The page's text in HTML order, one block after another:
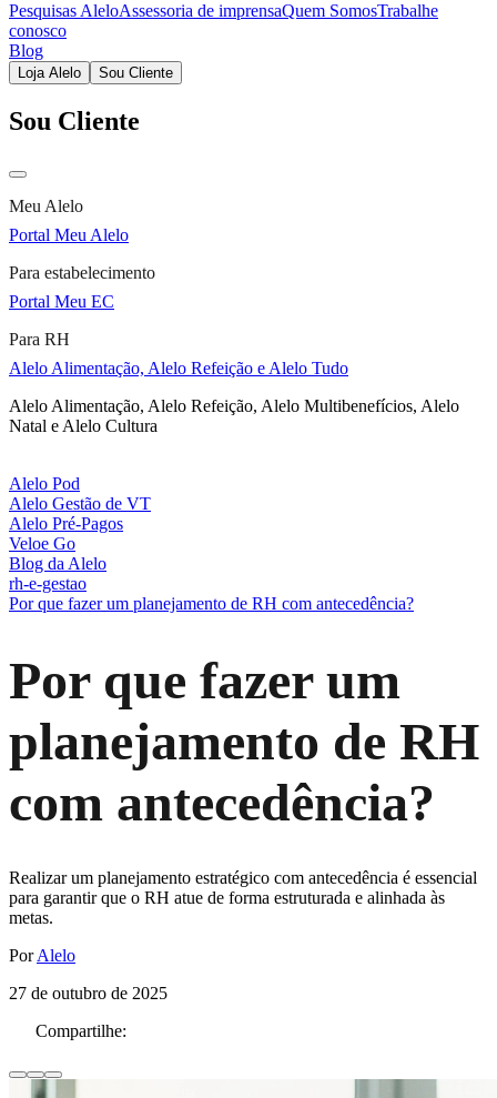
Pesquisas AleloAssessoria de imprensaQuem SomosTrabalhe
conosco
Blog
Loja Alelo Sou Cliente
Sou Cliente
Meu Alelo
Portal Meu Alelo
Para estabelecimento
Portal Meu EC
Para RH
Alelo Alimentação, Alelo Refeição e Alelo Tudo
Alelo Alimentação, Alelo Refeição, Alelo Multibenefícios, Alelo
Natal e Alelo Cultura
Alelo Pod
Alelo Gestão de VT
Alelo Pré-Pagos
Veloe Go
Blog da Alelo
rh-e-gestao
Por que fazer um planejamento de RH com antecedência?
Por que fazer um
planejamento de RH
com antecedência?
Realizar um planejamento estratégico com antecedência é essencial
para garantir que o RH atue de forma estruturada e alinhada às
metas.
PorAlelo
27 de outubro de 2025
Compartilhe: